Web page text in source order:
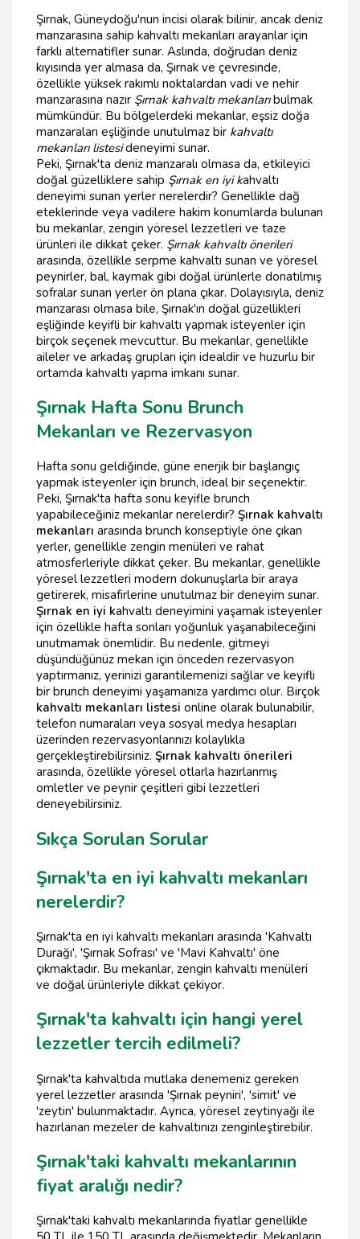
Şırnak, Güneydoğu'nun incisi olarak bilinir, ancak deniz
manzarasına sahip kahvaltı mekanları arayanlar için
farklı alternatifler sunar. Aslında, doğrudan deniz
kıyısında yer almasa da, Şırnak ve çevresinde,
özellikle yüksek rakımlı noktalardan vadi ve nehir
manzarasına nazır Şırnak kahvaltı mekanlarıbulmak
mümkündür. Bu bölgelerdeki mekanlar, eşsiz doğa
manzaraları eşliğinde unutulmaz bir kahvaltı
mekanları listesideneyimi sunar.
Peki, Şırnak'ta deniz manzaralı olmasa da, etkileyici
doğal güzelliklere sahip Şırnak en iyi kahvaltı
deneyimi sunan yerler nerelerdir? Genellikle dağ
eteklerinde veya vadilere hakim konumlarda bulunan
bu mekanlar, zengin yöresel lezzetleri ve taze
ürünleri ile dikkat çeker. Şırnak kahvaltı önerileri
arasında, özellikle serpme kahvaltı sunan ve yöresel
peynirler, bal, kaymak gibi doğal ürünlerle donatılmış
sofralar sunan yerler ön plana çıkar. Dolayısıyla, deniz
manzarası olmasa bile, Şırnak'ın doğal güzellikleri
eşliğinde keyifli bir kahvaltı yapmak isteyenler için
birçok seçenek mevcuttur. Bu mekanlar, genellikle
aileler ve arkadaş grupları için idealdir ve huzurlu bir
ortamda kahvaltı yapma imkanı sunar.
Şırnak Hafta Sonu Brunch
Mekanları ve Rezervasyon
Hafta sonu geldiğinde, güne enerjik bir başlangıç
yapmak isteyenler için brunch, ideal bir seçenektir.
Peki, Şırnak'ta hafta sonu keyifle brunch
yapabileceğiniz mekanlar nerelerdir? Şırnak kahvaltı
mekanları arasında brunch konseptiyle öne çıkan
yerler, genellikle zengin menüleri ve rahat
atmosferleriyle dikkat çeker. Bu mekanlar, genellikle
yöresel lezzetleri modern dokunuşlarla bir araya
getirerek, misafirlerine unutulmaz bir deneyim sunar.
Şırnak en iyi kahvaltı deneyimini yaşamak isteyenler
için özellikle hafta sonları yoğunluk yaşanabileceğini
unutmamak önemlidir. Bu nedenle, gitmeyi
düşündüğünüz mekan için önceden rezervasyon
yaptırmanız, yerinizi garantilemenizi sağlar ve keyifli
bir brunch deneyimi yaşamanıza yardımcı olur. Birçok
kahvaltı mekanları listesi online olarak bulunabilir,
telefon numaraları veya sosyal medya hesapları
üzerinden rezervasyonlarınızı kolaylıkla
gerçekleştirebilirsiniz. Şırnak kahvaltı önerileri
arasında, özellikle yöresel otlarla hazırlanmış
omletler ve peynir çeşitleri gibi lezzetleri
deneyebilirsiniz.
Sıkça Sorulan Sorular
Şırnak'ta en iyi kahvaltı mekanları
nerelerdir?
Şırnak'ta en iyi kahvaltı mekanları arasında 'Kahvaltı
Durağı', 'Şırnak Sofrası' ve 'Mavi Kahvaltı' öne
çıkmaktadır. Bu mekanlar, zengin kahvaltı menüleri
ve doğal ürünleriyle dikkat çekiyor.
Şırnak'ta kahvaltı için hangi yerel
lezzetler tercih edilmeli?
Şırnak'ta kahvaltıda mutlaka denemeniz gereken
yerel lezzetler arasında 'Şırnak peyniri', 'simit' ve
'zeytin' bulunmaktadır. Ayrıca, yöresel zeytinyağı ile
hazırlanan mezeler de kahvaltınızı zenginleştirebilir.
Şırnak'taki kahvaltı mekanlarının
fiyat aralığı nedir?
Şırnak'taki kahvaltı mekanlarında fiyatlar genellikle